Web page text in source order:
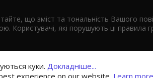
що зміст та тональність Вашого
Користувачі, які порушують ці правила
куки. Докладніше...
experience on our website. Learn more...